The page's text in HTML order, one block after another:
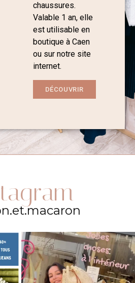
chaussures.
Valable 1 an, elle
est utilisable en
boutique à Caen
ou sur notre site
internet.
DÉCOUVRIR